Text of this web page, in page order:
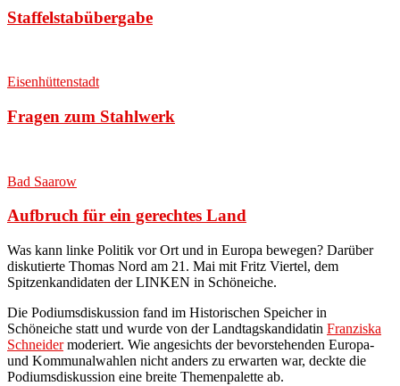
Staffelstabübergabe
Eisenhüttenstadt
Fragen zum Stahlwerk
Bad Saarow
Aufbruch für ein gerechtes Land
Was kann linke Politik vor Ort und in Europa bewegen? Darüber
diskutierte Thomas Nord am 21. Mai mit Fritz Viertel, dem
Spitzenkandidaten der LINKEN in Schöneiche.
Die Podiumsdiskussion fand im Historischen Speicher in
Schöneiche statt und wurde von der Landtagskandidatin Franziska
Schneidermoderiert. Wie angesichts der bevorstehenden Europa-
und Kommunalwahlen nicht anders zu erwarten war, deckte die
Podiumsdiskussion eine breite Themenpalette ab.